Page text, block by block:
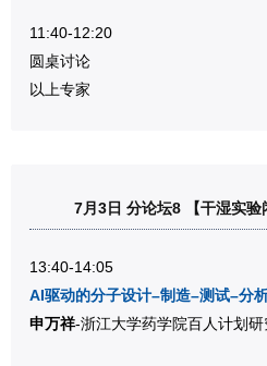
11:40-12:20
圆桌讨论
以上专家
7月3日 分论坛8 【干湿实验
13:40-14:05
AI驱动的分子设计–制造–测试–分
申万祥-浙江大学药学院百人计划研